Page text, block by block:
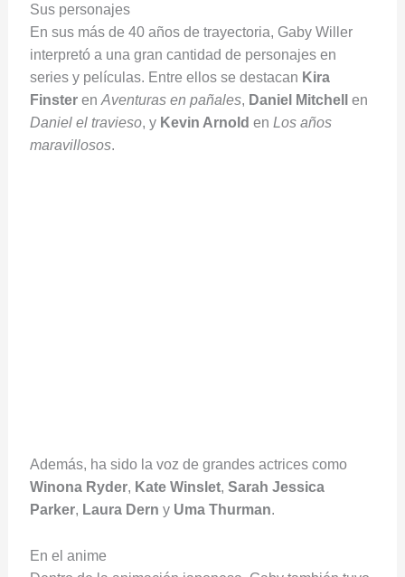
Sus personajes
En sus más de 40 años de trayectoria, Gaby Willer
interpretó a una gran cantidad de personajes en
series y películas. Entre ellos se destacan Kira
Finsteren Aventuras en pañales, Daniel Mitchell
en
Daniel el travieso, y Kevin Arnold en Los años
maravillosos.
Además, ha sido la voz de grandes actrices como
Winona Ryder, Kate Winslet, Sarah Jessica
Parker, Laura Dern y Uma Thurman.
En el anime